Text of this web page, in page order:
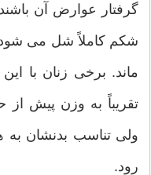
گرفتار عوارض آن
شکم کاملاً شل می
ماند. برخی زنان با
تقریباً به وزن پیش از
ولی تناسب بدنشان
رود.